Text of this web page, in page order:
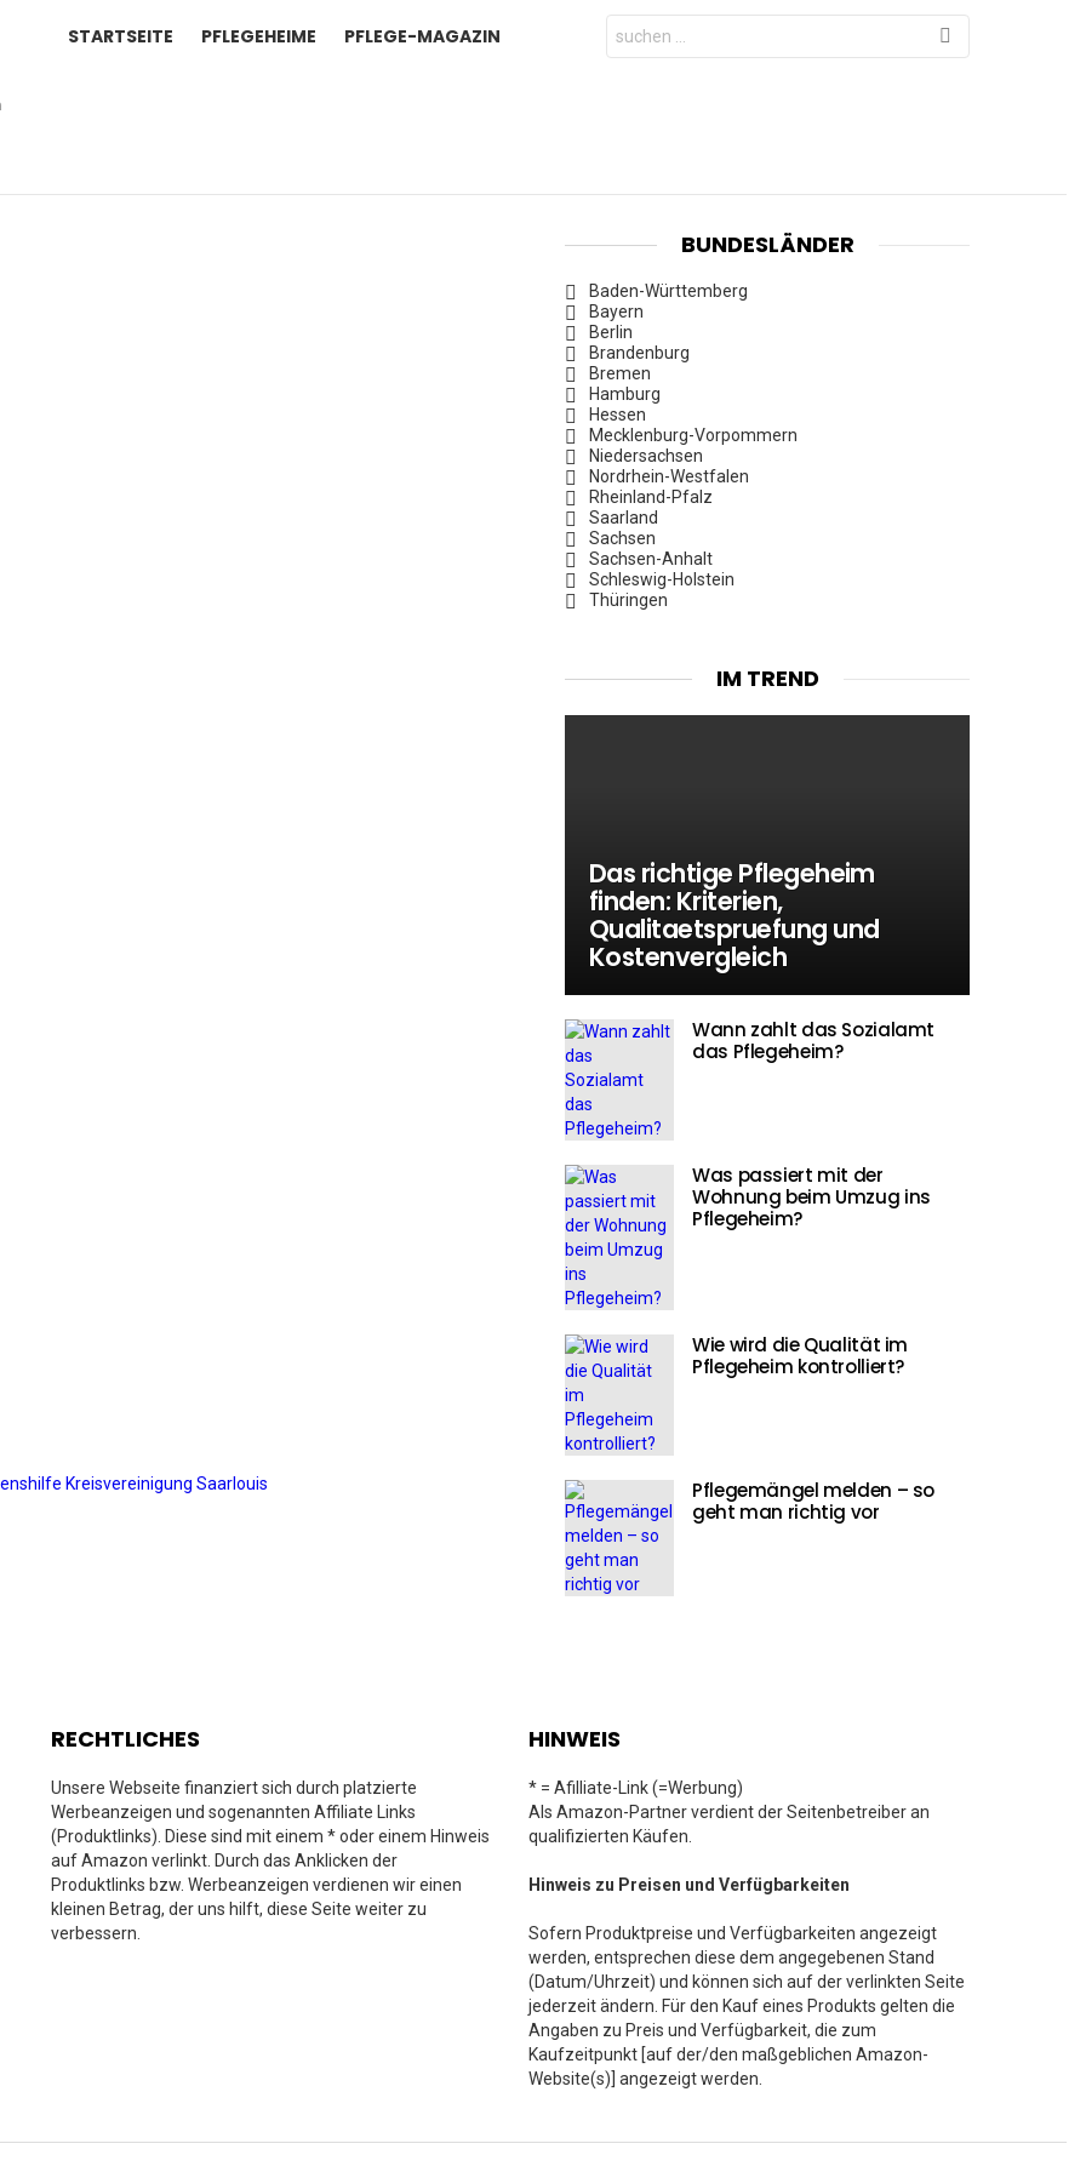
STARTSEITE PFLEGEHEIME PFLEGE-MAGAZIN
Search
for:
Kreisvereinigung Saarlouis
BUNDESLÄNDER
Baden-Württemberg
Bayern
Berlin
Brandenburg
Bremen
Hamburg
Hessen
Mecklenburg-Vorpommern
Niedersachsen
Nordrhein-Westfalen
Rheinland-Pfalz
Saarland
Sachsen
Sachsen-Anhalt
Schleswig-Holstein
Thüringen
IM TREND
Das richtige Pflegeheim
finden: Kriterien,
Qualitaetspruefung und
Kostenvergleich
Wann zahlt das Sozialamt
das Pflegeheim?
Was passiert mit der
Wohnung beim Umzug ins
Pflegeheim?
Wie wird die Qualität im
Pflegeheim kontrolliert?
Pflegemängel melden – so
geht man richtig vor
RECHTLICHES
Unsere Webseite finanziert sich durch platzierte
Werbeanzeigen und sogenannten Affiliate Links
(Produktlinks). Diese sind mit einem * oder einem Hinweis
auf Amazon verlinkt. Durch das Anklicken der
Produktlinks bzw. Werbeanzeigen verdienen wir einen
kleinen Betrag, der uns hilft, diese Seite weiter zu
verbessern.
HINWEIS
* = Afilliate-Link (=Werbung)
Als Amazon-Partner verdient der Seitenbetreiber an
qualifizierten Käufen.
Hinweis zu Preisen und Verfügbarkeiten
Sofern Produktpreise und Verfügbarkeiten angezeigt
werden, entsprechen diese dem angegebenen Stand
(Datum/Uhrzeit) und können sich auf der verlinkten Seite
jederzeit ändern. Für den Kauf eines Produkts gelten die
Angaben zu Preis und Verfügbarkeit, die zum
Kaufzeitpunkt [auf der/den maßgeblichen Amazon-
Website(s)] angezeigt werden.